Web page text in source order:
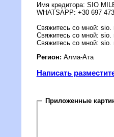
Имя кредитора: SIO
WHATSAPP: +30 697
Cвяжитесь со мной: sio.
Cвяжитесь со мной: sio.
Cвяжитесь со мной: sio.
Регион: Алма-Ата
Написать
Приложенные